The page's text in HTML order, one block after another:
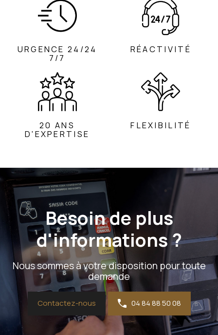
URGENCE 24/24
7/7
RÉACTIVITÉ
20 ANS
D'EXPERTISE
FLEXIBILITÉ
Besoin de plus
d'informations ?
Nous sommes à votre disposition pour toute
demande
Contactez-nous 04 84 88 50 08